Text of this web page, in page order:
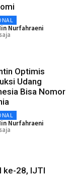
Iin Nurfahraeni
Optimis
Udang
Bisa Nomor
Iin Nurfahraeni
ke-28, IJTI